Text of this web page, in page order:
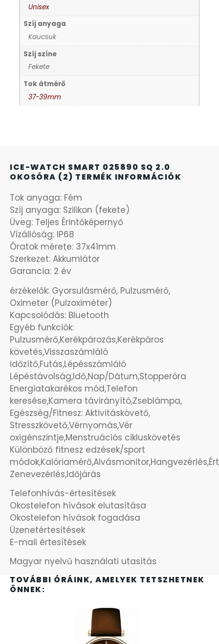
Unisex
Szíj anyaga
Kaucsuk
Szíj színe
Fekete
Tok átmérő
37-39mm
TOVÁBBI ÓRÁINK, AMELYEK TETSZHETNEK
ÖNNEK:
ICE-WATCH SMART 025890 SQ 2.0
OKOSÓRA (2) TERMÉK INFORMÁCIÓK
Tok anyaga: Fém
Szíj anyaga: Szilikon (fekete)
Üveg: Teljes Érintőképernyő
Vízállóság: IP68
Óratok mérete: 37x41mm
Szerkezet: Akkumlátor
Garancia: 2 év
érzékelők: Gyorsulásmérő, Pulzusmérő,
Oximeter (Pulzoximéter)
Kapcsolódás: Bluetooth
Egyéb funkciók:
Pulzusmérő,Kerékpározás,Kerékpáros
követés,Visszaszámláló
időzítő,Futás,Lépésszámláló
Lépéstávolság,Idő,Nap/Dátum,Stopperóra
Energiatakarékos mód,Telefon
keresése,Kamera távirányító,Zseblámpa,
Egészség/Fitnesz: Aktivitáskövető,
Stresszkövető,Vérnyomás,Vér
oxigénszintje,Menstruációs cikluskövetés
Különböző fitnesz edzések/sport
Zenevezérlés,Időjárás
Telefonhívás-értesítések
Okostelefon hívások elutasítása
Okostelefon hívások fogadása
Üzenetértesítések
E-mail értesítések
Magyar nyelvű használati utasítás
FREELOOK
GUESS KARÓRÁK
HÁLÓZATI ÓRÁK
HOLLÓHÁZI PORCELÁN
KENNETH COLE
LORUS
LOTUS STYLE
MÁRKÁS KARÓRA SZÍJAK
MASERATI
MORGAN
OKOSÓRA SZÍJAK
OKOSÓRÁK
ÖNGYÚJTÓK
ÓRAFORGATÓK
ÓRÁS GÉPEK
ÓRATARTÓ DOBOZOK
ORIENT
POLICE
PULSAR
SANTA BARBARA